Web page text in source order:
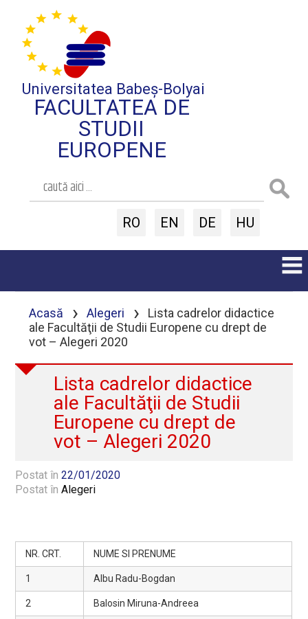
Universitatea Babeș-Bolyai
FACULTATEA DE
STUDII
EUROPENE
RO EN DE HU
Acasă › Alegeri ›
Lista cadrelor didactice
ale Facultăţii de Studii Europene cu drept de
vot – Alegeri 2020
Lista cadrelor didactice
ale Facultăţii de Studii
Europene cu drept de
vot – Alegeri 2020
Postat în22/01/2020
Postat înAlegeri
NR. CRT. NUME SI PRENUME
1 Albu Radu-Bogdan
2 Balosin Miruna-Andreea